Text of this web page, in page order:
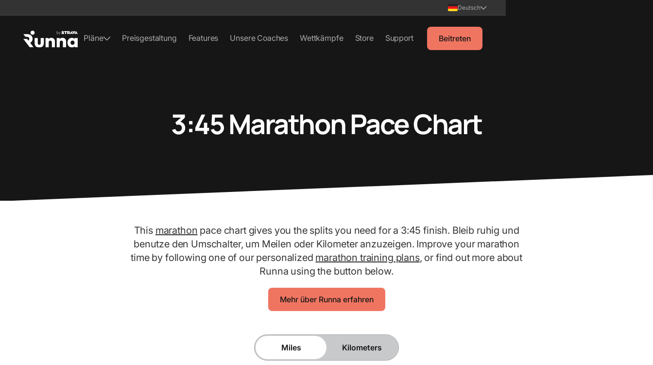
Deutsch
Pläne Preisgestaltung Features Unsere Coaches Wettkämpfe Store Support Beitreten
3:45 Marathon Pace Chart
This marathon pace chart gives you the splits you need for a 3:45 finish. Bleib ruhig und
benutze den Umschalter, um Meilen oder Kilometer anzuzeigen. Improve your marathon
time by following one of our personalized marathon training plans, or find out more about
Runna using the button below.
Mehr über Runna erfahren
Miles Kilometers